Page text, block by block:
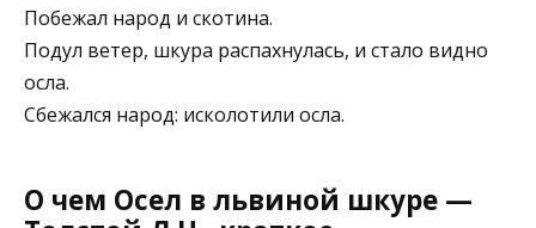
Побежал народ и скотина.
Подул ветер, шкура распахнулась, и стало видно
осла.
Сбежался народ: исколотили осла.
О чем Осел в львиной шкуре —